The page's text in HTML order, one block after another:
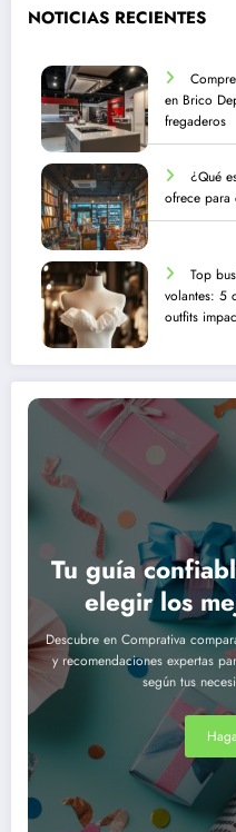
NOTICIAS RECIENTES
en Brico
fregaderos
¿Qué
ofrece para
Top
volantes: 5
outfits
Tu guía
elegir los
Descubre en Comprativa
y recomendaciones expertas
según tus